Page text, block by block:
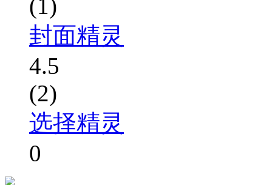
(1)
封面精灵
4.5
(2)
选择精灵
0